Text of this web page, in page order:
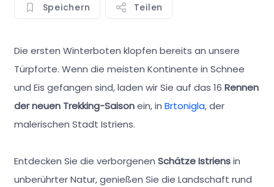
Speichern Teilen
Die ersten Winterboten klopfen bereits an unsere
Türpforte. Wenn die meisten Kontinente in Schnee
und Eis gefangen sind, laden wir Sie auf das 16 Rennen
der neuen Trekking-Saisonein, in Brtonigla, der
malerischen Stadt Istriens.
Entdecken Sie die verborgenen Schätze Istriensin
unberührter Natur, genießen Sie die Landschaft rund